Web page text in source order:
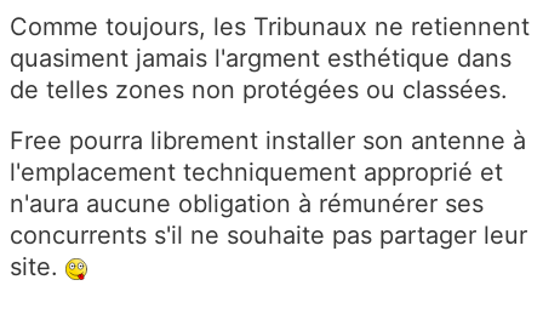
Comme toujours, les Tribunaux ne retiennent
quasiment jamais l'argment esthétique dans
de telles zones non protégées ou classées.
Free pourra librement installer son antenne à
l'emplacement techniquement approprié et
n'aura aucune obligation à rémunérer ses
concurrents s'il ne souhaite pas partager leur
site.